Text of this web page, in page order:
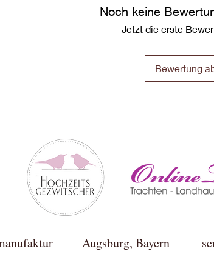
Noch keine
Jetzt die erste
Bewertung
Augsburg, Bayern